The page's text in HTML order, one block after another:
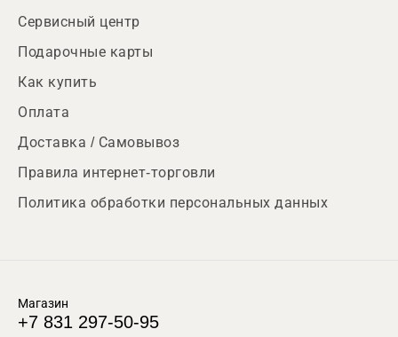
Сервисный центр
Подарочные карты
Как купить
Оплата
Доставка / Самовывоз
Правила интернет-торговли
Политика обработки персональных данных
Магазин
+7 831 297-50-95